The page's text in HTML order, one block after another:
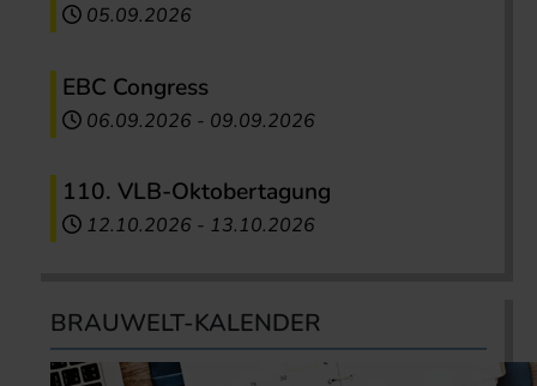
05.09.2026
EBC Congress
06.09.2026 - 09.09.2026
110. VLB-Oktobertagung
12.10.2026 - 13.10.2026
BRAUWELT-KALENDER